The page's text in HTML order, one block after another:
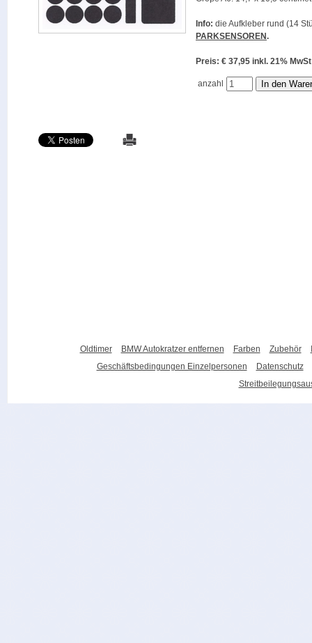
Info: die Aufkleber rund (14
PARKSENSOREN.
Preis: € 37,95 inkl. 21%
anzahl
Oldtimer BMW Autokratzer entfernen Farben Zubehör
Geschäftsbedingungen Einzelpersonen
Datenschutz